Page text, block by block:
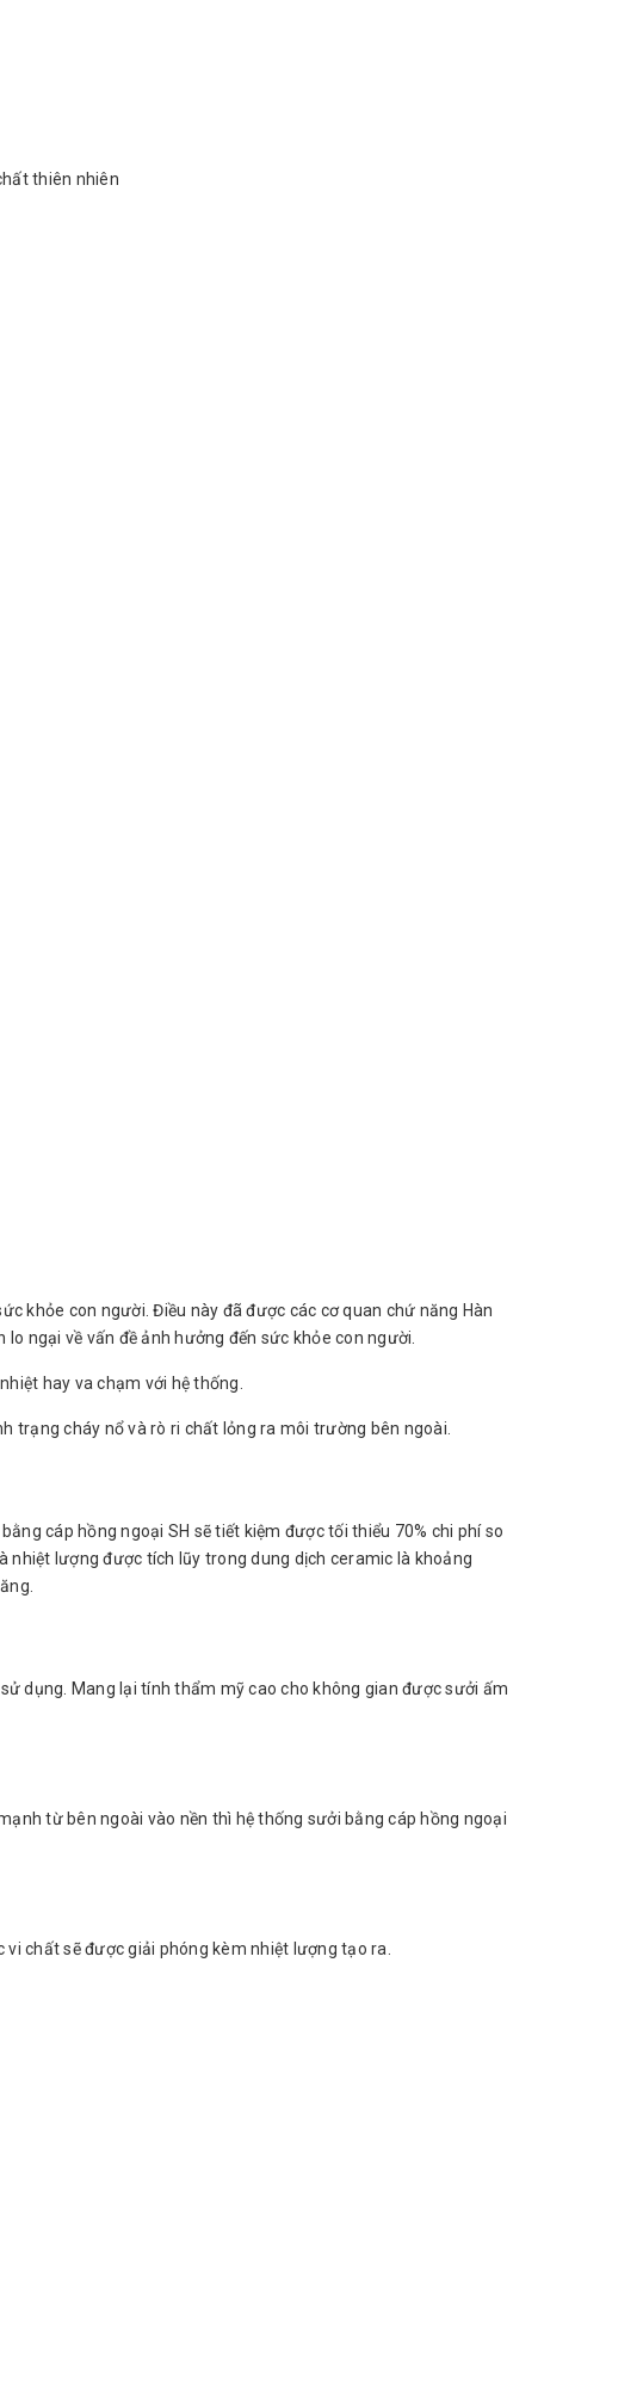
thiên nhiên
khỏe con người. Điều này đã được các cơ quan chứ năng Hàn
ngại về vấn đề ảnh hưởng đến sức khỏe con người.
hay va chạm với hệ thống.
trạng cháy nổ và rò ri chất lỏng ra môi trường bên ngoài.
cáp hồng ngoại SH sẽ tiết kiệm được tối thiểu 70% chi phí so
nhiệt lượng được tích lũy trong dung dịch ceramic là khoảng
dụng. Mang lại tính thẩm mỹ cao cho không gian được sưởi ấm
từ bên ngoài vào nền thì hệ thống sưởi bằng cáp hồng ngoại
chất sẽ được giải phóng kèm nhiệt lượng tạo ra.